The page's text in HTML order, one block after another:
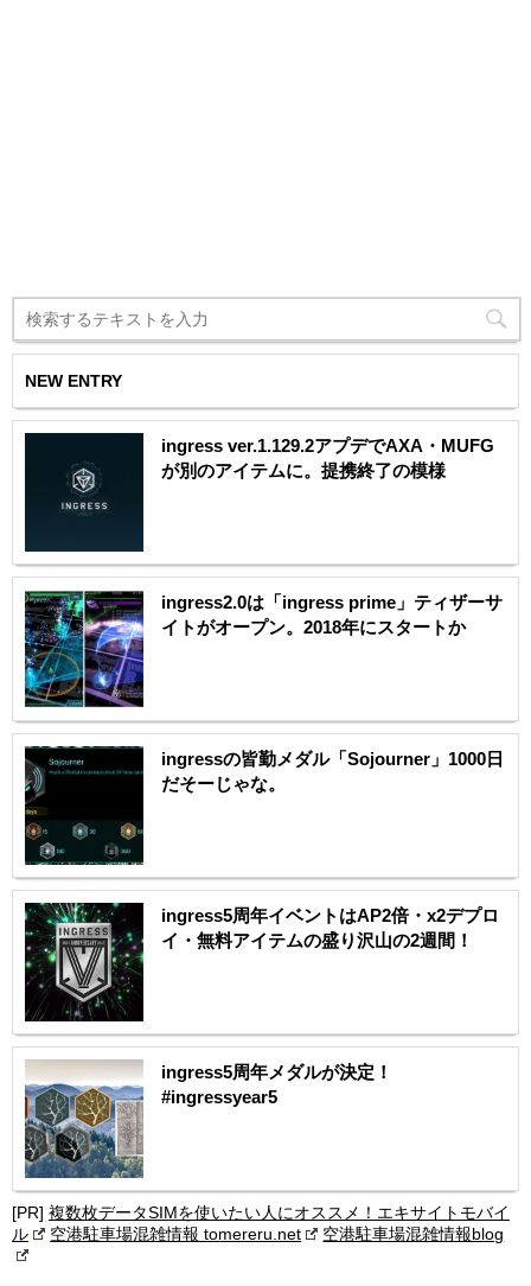
NEW ENTRY
ingress ver.1.129.2アプデでAXA・MUFG
が別のアイテムに。提携終了の模様
ingress2.0は「ingress prime」ティザーサ
イトがオープン。2018年にスタートか
ingressの皆勤メダル「Sojourner」1000日
だそーじゃな。
ingress5周年イベントはAP2倍・x2デプロ
イ・無料アイテムの盛り沢山の2週間！
ingress5周年メダルが決定！
#ingressyear5
[PR] 複数枚データSIMを使いたい人にオススメ！エキサイトモバイ
ル
空港駐車場混雑情報 tomereru.net 空港駐車場混雑情報blog